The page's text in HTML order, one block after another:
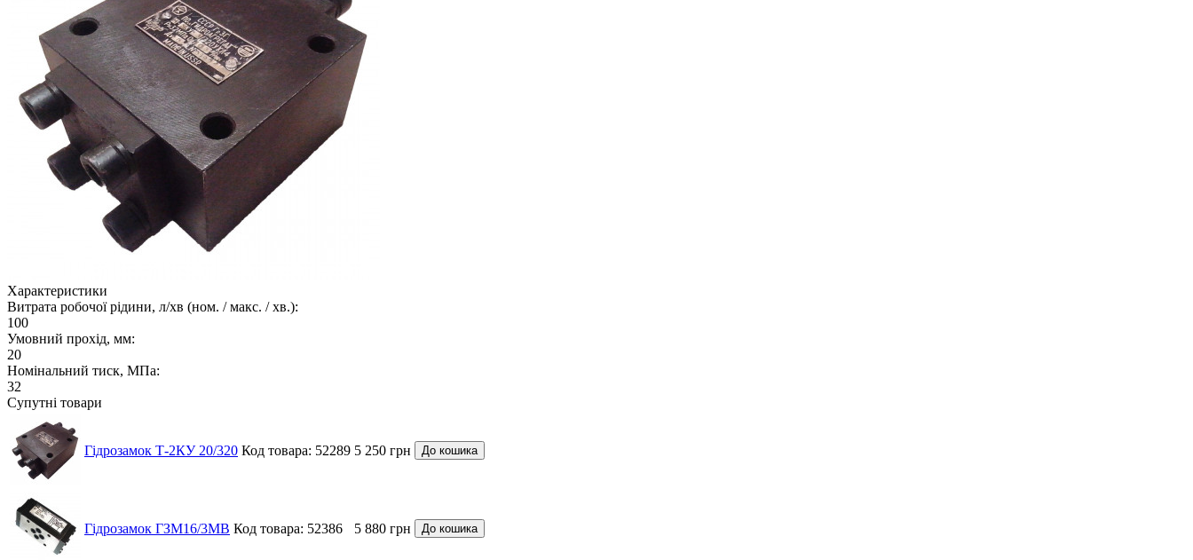
Характеристики
Витрата робочої рідини, л/хв (ном. / макс. / хв.):
100
Умовний прохід, мм:
20
Номінальний тиск, МПа:
32
Супутні товари
Гідрозамок Т-2КУ 20/320 Код товара: 52289 5 250 грн До кошика
Гідрозамок ГЗМ16/3МВ Код товара: 52386 5 880 грн До кошика